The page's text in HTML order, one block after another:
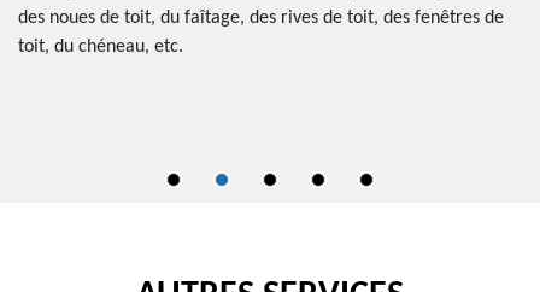
des noues de toit, du faîtage, des rives de toit, des fenêtres de
toit, du chéneau, etc.